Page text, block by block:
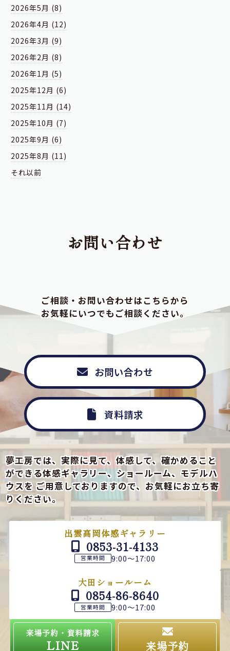
2026年5月 (8)
2026年4月 (12)
2026年3月 (9)
2026年2月 (8)
2026年1月 (5)
2025年12月 (6)
2025年11月 (14)
2025年10月 (7)
2025年9月 (6)
2025年8月 (11)
それ以前
お問い合わせ
ご相談・お問い合わせはこちらから
お気軽にいつでもご相談ください。
お問い合わせ
資料請求
夢工房では、実際に見て、体感して、確かめること
ができる体感ギャラリー、ショールーム、モデルハ
ウスをご用意しておりますので、お気軽にお立ち寄
りください。
出雲高岡体感ギャラリー
0853-31-4133
営業時間 9:00～17:00
大田ショールーム
0854-86-8640
営業時間 9:00～17:00
来場予約・資料請求
LINE 来場予約